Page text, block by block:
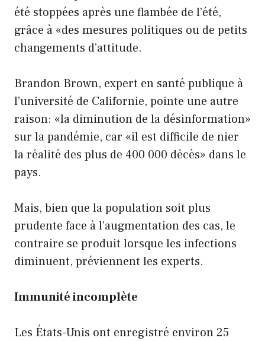
été stoppées après une flambée de l’été,
grâce à «des mesures politiques ou de petits
changements d’attitude.
Brandon Brown, expert en santé publique à
l’université de Californie, pointe une autre
raison: «la diminution de la désinformation»
sur la pandémie, car «il est difficile de nier
la réalité des plus de 400 000 décès» dans le
pays.
Mais, bien que la population soit plus
prudente face à l’augmentation des cas, le
contraire se produit lorsque les infections
diminuent, préviennent les experts.
Immunité incomplète
Les États-Unis ont enregistré environ 25